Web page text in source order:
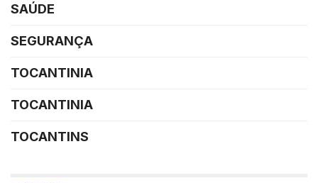
SAÚDE
SEGURANÇA
TOCANTINIA
TOCANTINIA
TOCANTINS